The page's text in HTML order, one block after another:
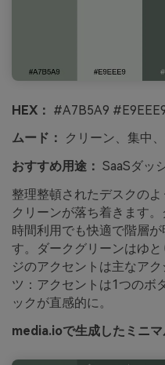
HEX： #A7B5A9
ムード：
クリーン、集中
おすすめ用途： SaaSダッ
整理整頓されたデスクの
クリーンが落ち着きます
時間利用でも快適で階層
す。ダークグリーンはゆ
ジのアクセントは主なア
ツ：アクセントは1つのボ
ックが直感的に。
media.ioで生成したミニ